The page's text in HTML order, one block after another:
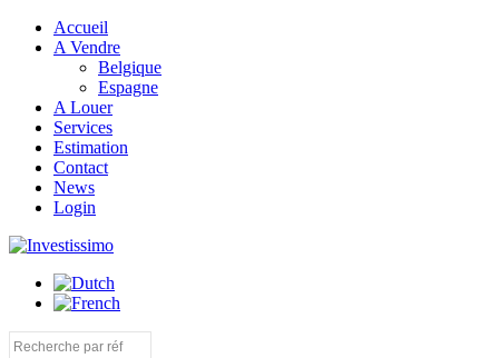
Accueil
A Vendre
Belgique
Espagne
A Louer
Services
Estimation
Contact
News
Login